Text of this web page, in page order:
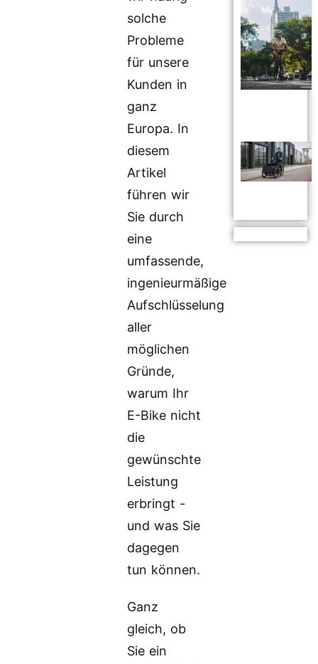
solche
Probleme
für unsere
Kunden in
ganz
Europa. In
diesem
Artikel
führen wir
Sie durch
eine
umfassende,
ingenieurmäßige
Aufschlüsselung
aller
möglichen
Gründe,
warum Ihr
E-Bike nicht
die
gewünschte
Leistung
erbringt -
und was Sie
dagegen
tun können.
Ganz
gleich, ob
Sie ein